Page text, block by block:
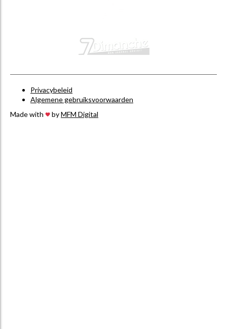
Privacybeleid
Algemene gebruiksvoorwaarden
Made with
byMFM Digital